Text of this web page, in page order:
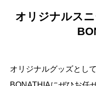
オリジナルス
オリジナルグッズとし